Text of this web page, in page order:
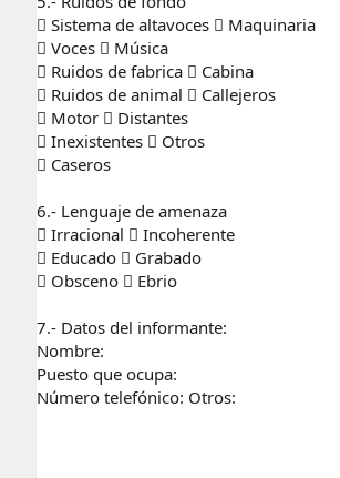
 Sistema de altavoces  Maquinaria
 Voces  Música
 Ruidos de fabrica  Cabina
 Ruidos de animal  Callejeros
 Motor  Distantes
 Inexistentes  Otros
 Caseros
6.- Lenguaje de amenaza
 Irracional  Incoherente
 Educado  Grabado
 Obsceno  Ebrio
7.- Datos del informante:
Nombre:
Puesto que ocupa:
Número telefónico: Otros: